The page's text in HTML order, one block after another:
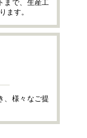
まで、生産工
ます。
、様々なご提